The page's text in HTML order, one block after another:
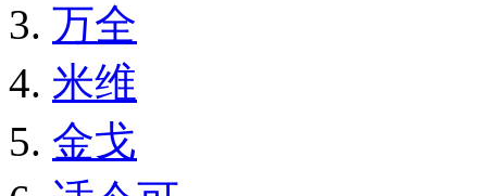
万全
米维
金戈